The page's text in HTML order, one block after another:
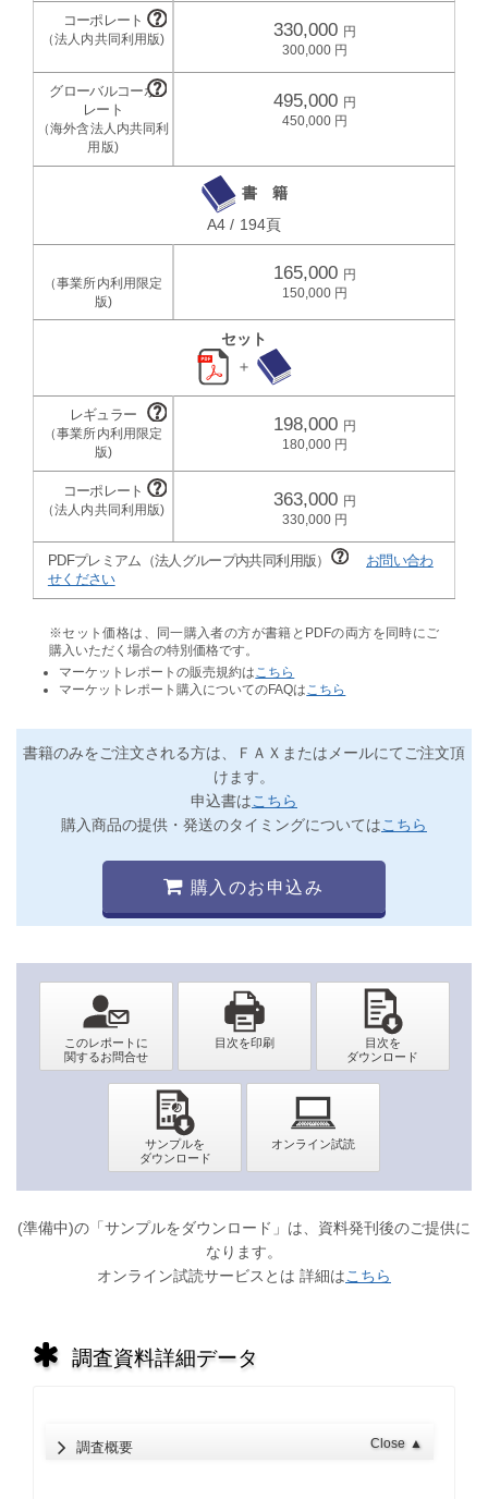
330,000
300,000
495,000
450,000
書 籍
A4 / 194頁
165,000
150,000
セット
＋
198,000
180,000
363,000
330,000
PDFプレミアム（法人グループ内共同利用版）
お問い合わ
せください
※セット価格は、同一購入者の方が書籍とPDFの両方を同時にご
購入いただく場合の特別価格です。
マーケットレポートの販売規約は こちら
マーケットレポート購入についてのFAQは こちら
書籍のみをご注文される方は、ＦＡＸまたはメールにてご注文頂
けます。
申込書はこちら
購入商品の提供・発送のタイミングについてはこちら
購入のお申込み
(準備中)の「サンプルをダウンロード」は、資料発刊後のご提供に
なります。
オンライン試読サービスとは 詳細はこちら
調査資料詳細データ
調査概要 Close ▲